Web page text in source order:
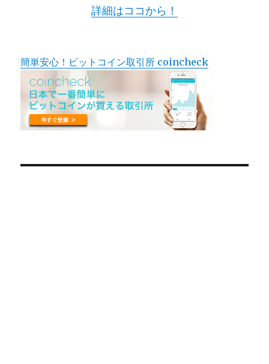
詳細はココから！
簡単安心！ビットコイン取引所 coincheck